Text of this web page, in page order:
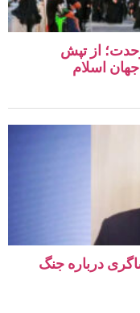
از تپش‌
اسلام
درباره جنگ